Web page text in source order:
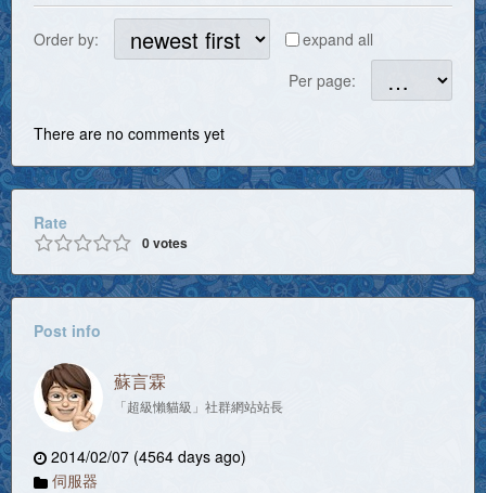
Order by:
expand all
Per page:
There are no comments yet
Rate
0votes
Post info
蘇言霖
「超級懶貓級」社群網站站長
2014/02/07 (4564 days ago)
伺服器